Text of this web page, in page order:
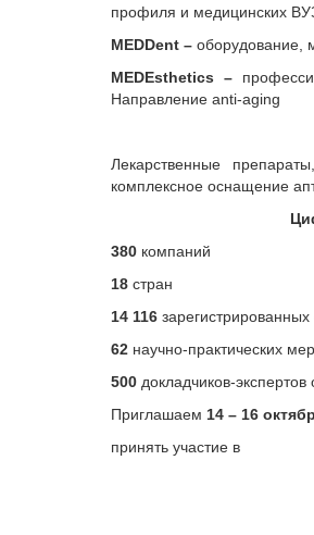
профиля и медицинских
MEDDent – оборудование,
MEDEsthetics –
Направление anti-aging
Лекарственные
комплексное оснащение
380 компаний
18 стран
14 116
62 научно-практических
500 докладчиков-
Приглашаем 14 – 16
принять участие в